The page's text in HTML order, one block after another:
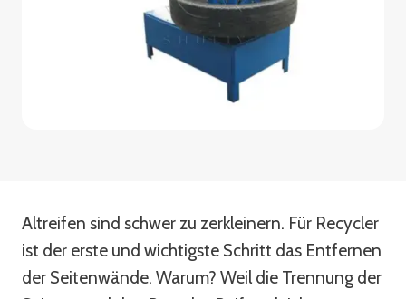
Altreifen sind schwer zu zerkleinern. Für Recycler
ist der erste und wichtigste Schritt das Entfernen
der Seitenwände. Warum? Weil die Trennung der